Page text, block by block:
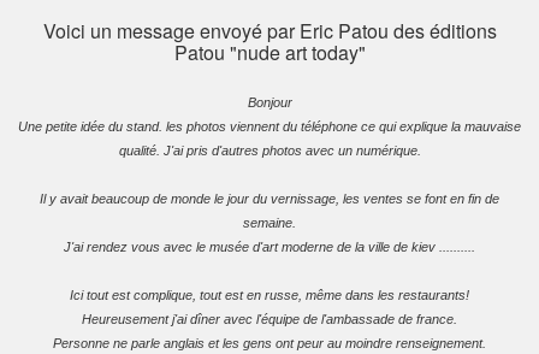
Voici un message envoyé par Eric Patou des éditions
Patou "nude art today"
Bonjour
Une petite idée du stand. les photos viennent du téléphone ce qui explique la mauvaise
qualité. J'ai pris d'autres photos avec un numérique.
Il y avait beaucoup de monde le jour du vernissage, les ventes se font en fin de
semaine.
J'ai rendez vous avec le musée d'art moderne de la ville de kiev ..........
Ici tout est complique, tout est en russe, même dans les restaurants!
Heureusement j'ai dîner avec l'équipe de l'ambassade de france.
Personne ne parle anglais et les gens ont peur au moindre renseignement.